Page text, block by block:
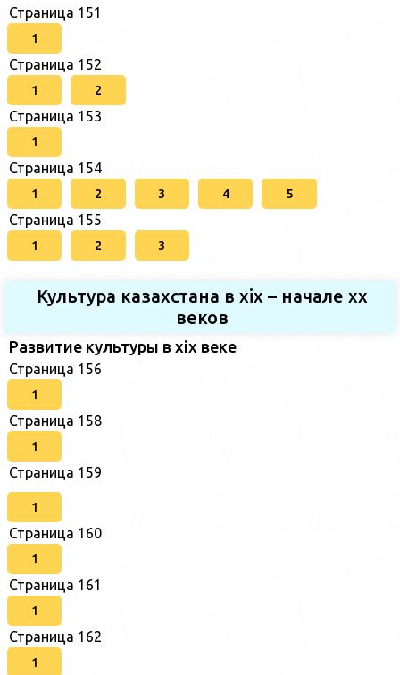
Страница 151
1
Страница 152
1 2
Страница 153
1
Страница 154
1 2 3 4 5
Страница 155
1 2 3
Культура казахстана в xix – начале хх
веков
Развитие культуры в xix веке
Страница 156
1
Страница 158
1
Страница 159
1
Страница 160
1
Страница 161
1
Страница 162
1